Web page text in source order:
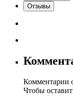
Отзывы
Комментарии
Чтобы